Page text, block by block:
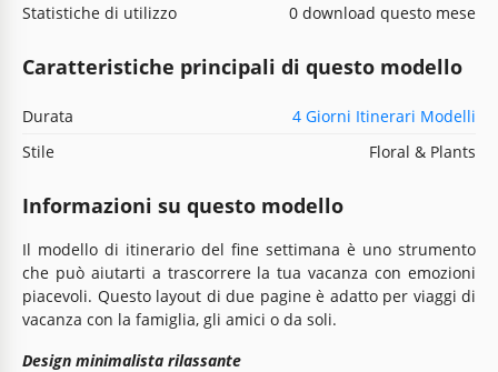
Statistiche di utilizzo 0 download questo mese
Caratteristiche principali di questo modello
Durata
4 Giorni Itinerari Modelli
Stile
Floral & Plants
Informazioni su questo modello
Il modello di itinerario del fine settimana è uno strumento
che può aiutarti a trascorrere la tua vacanza con emozioni
piacevoli. Questo layout di due pagine è adatto per viaggi di
vacanza con la famiglia, gli amici o da soli.
Design minimalista rilassante